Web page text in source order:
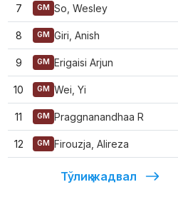
7 GM So, Wesley
8 GM Giri, Anish
9 GM Erigaisi Arjun
10 GM Wei, Yi
11 GM Praggnanandhaa R
12 GM Firouzja, Alireza
Тўлиқ жадвал